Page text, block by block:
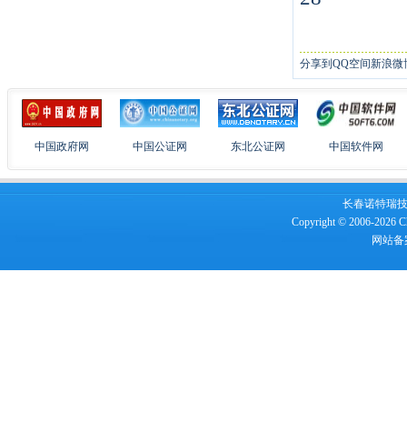
分享到 QQ空间新浪微
中国政府网 中国公证网 东北公证网 中国软件网
长春诺特瑞
Copyright © 2006-2026
网站